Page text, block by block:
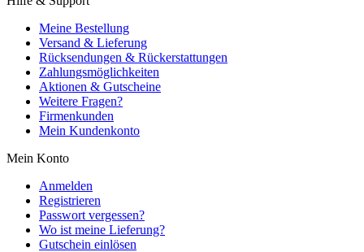
Meine Bestellung
Versand & Lieferung
Rücksendungen & Rückerstattungen
Zahlungsmöglichkeiten
Aktionen & Gutscheine
Weitere Fragen?
Firmenkunden
Mein Kundenkonto
Mein Konto
Anmelden
Registrieren
Passwort vergessen?
Wo ist meine Lieferung?
Gutschein einlösen